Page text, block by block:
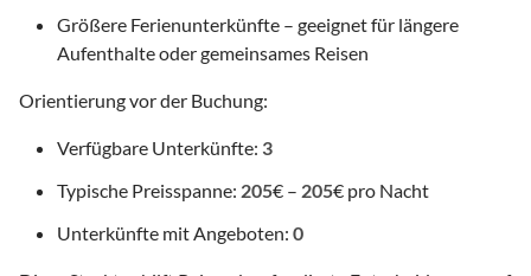
Größere Ferienunterkünfte – geeignet für längere
Aufenthalte oder gemeinsames Reisen
Orientierung vor der Buchung:
Verfügbare Unterkünfte: 3
Typische Preisspanne: 205€ – 205€ pro Nacht
Unterkünfte mit Angeboten: 0